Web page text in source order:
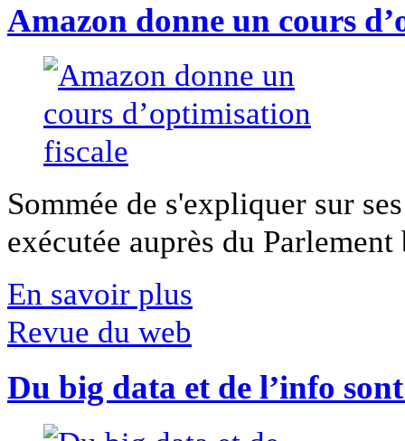
Amazon donne un cours
Sommée de s'expliquer sur
exécutée auprès du
En savoir plus
Revue du web
Du big data et de l’info